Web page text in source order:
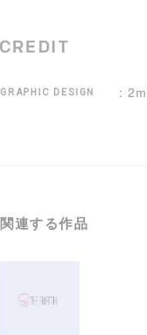
GRAPHIC DESIGN :
関連する作品